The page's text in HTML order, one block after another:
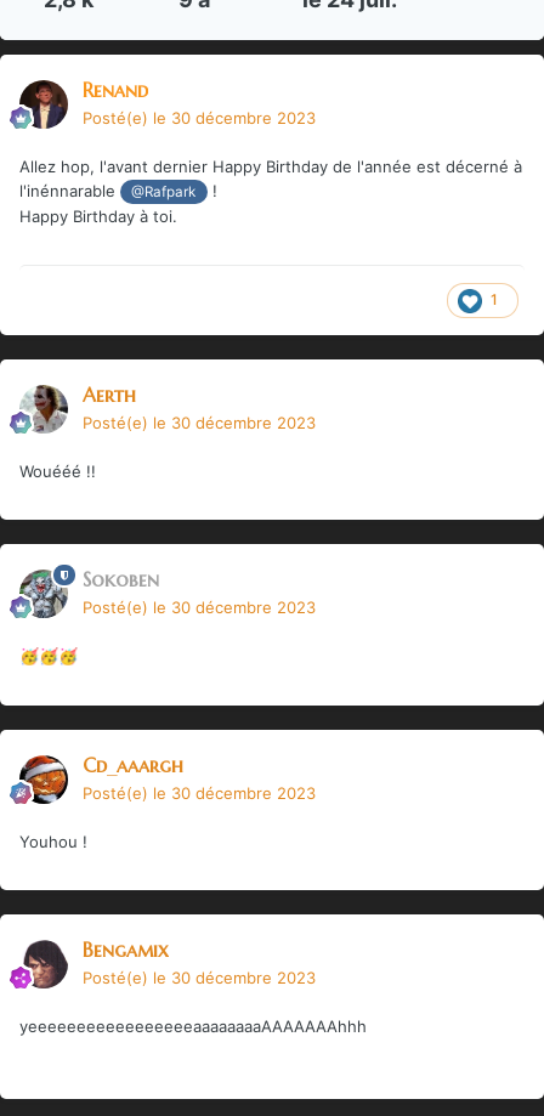
Renand
Posté(e) le 30 décembre 2023
Allez hop, l'avant dernier Happy Birthday de l'année est décerné à
l'inénnarable
@Rafpark
!
Happy Birthday à toi.
1
Aerth
Posté(e) le 30 décembre 2023
Wouééé !!
Sokoben
Posté(e) le 30 décembre 2023
🥳 🥳 🥳
Cd_aaargh
Posté(e) le 30 décembre 2023
Youhou !
Bengamix
Posté(e) le 30 décembre 2023
yeeeeeeeeeeeeeeeeeaaaaaaaaAAAAAAAhhh